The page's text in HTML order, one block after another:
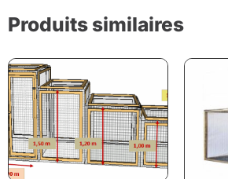
Produits similaires